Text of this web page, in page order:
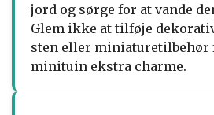
jord og sørge for at vande
Glem ikke at tilføje
sten eller miniaturetilbehør
minituin ekstra charme.